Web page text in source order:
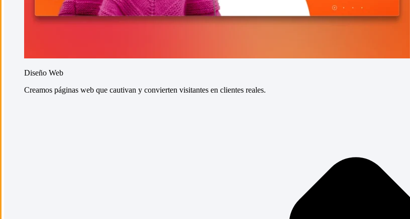
Diseño Web
Creamos páginas web que cautivan y convierten visitantes en clientes reales.